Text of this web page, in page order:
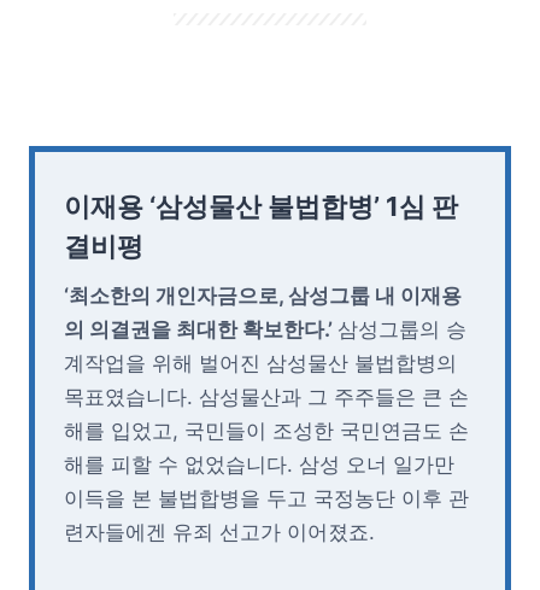
이재용 ‘삼성물산 불법합병’ 1심 판
결비평
‘최소한의 개인자금으로, 삼성그룹 내 이재용
의 의결권을 최대한 확보한다.’ 삼성그룹의 승
계작업을 위해 벌어진 삼성물산 불법합병의
목표였습니다. 삼성물산과 그 주주들은 큰 손
해를 입었고, 국민들이 조성한 국민연금도 손
해를 피할 수 없었습니다. 삼성 오너 일가만
이득을 본 불법합병을 두고 국정농단 이후 관
련자들에겐 유죄 선고가 이어졌죠.